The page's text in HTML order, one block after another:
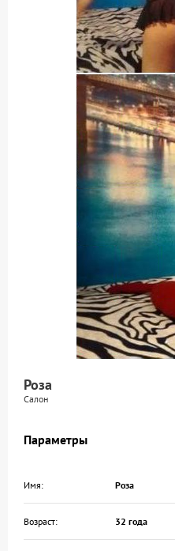
Роза
Салон
Параметры
Имя: Роза
Возраст: 32 года